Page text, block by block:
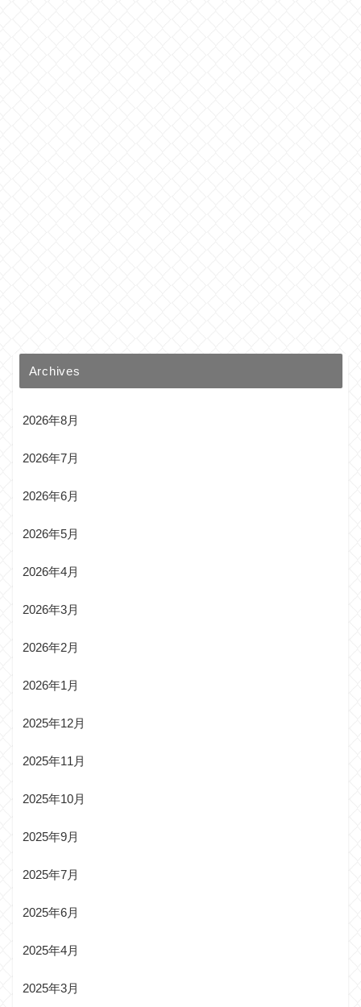
Archives
2026年8月
2026年7月
2026年6月
2026年5月
2026年4月
2026年3月
2026年2月
2026年1月
2025年12月
2025年11月
2025年10月
2025年9月
2025年7月
2025年6月
2025年4月
2025年3月